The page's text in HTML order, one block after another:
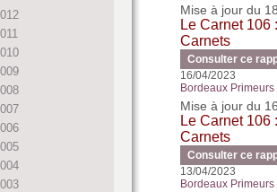
Mise à jour du
Le Carnet
Carnets
Consulter ce
16/04/2023
Bordeaux
Mise à jour du
Le Carnet
Carnets
Consulter ce
13/04/2023
Bordeaux